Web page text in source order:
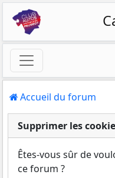
Accueil du forum
Supprimer les
Êtes-vous sûr de
ce forum ?